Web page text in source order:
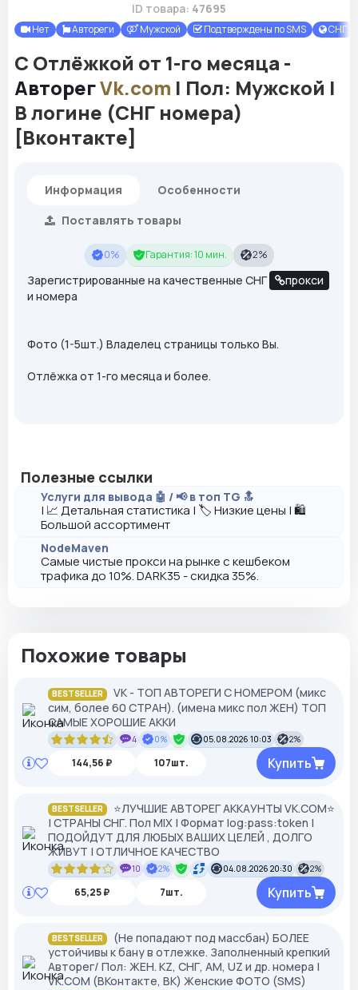
ID товара: 47695
Нет Автореги Мужской Подтверждены по SMS СНГ
С Отлёжкой от 1-го месяца -
АвторегVk.com | Пол: Мужской |
В логине (СНГ номера)
[Вконтакте]
Информация
Особенности
Поставлять товары
0% Гарантия: 10 мин. 2%
Зарегистрированные на качественные СНГ
прокси
и номера
Фото (1-5шт.) Владелец страницы только Вы.
Отлёжка от 1-го месяца и более.
Полезные ссылки
Услуги для вывода 🤖 / 📢 в топ TG 🔝
| 📈 Детальная статистика | 🏷️ Низкие цены | 🛍️
Большой ассортимент
NodeMaven
Самые чистые прокси на рынке с кешбеком
трафика до 10%. DARK35 - скидка 35%.
Похожие товары
BESTSELLER
VK - ТОП АВТОРЕГИ С НОМЕРОМ (микс
сим, более 60 СТРАН). (имена микс пол ЖЕН) ТОП
САМЫЕ ХОРОШИЕ АККИ
4 0% 05.08.2026 10:03 2%
144,56 ₽ 107шт. Купить
BESTSELLER
⭐️ЛУЧШИЕ АВТОРЕГ АККАУНТЫ VK.COM⭐️
| СТРАНЫ СНГ. Пол MIX | Формат log:pass:token |
ПОДОЙДУТ ДЛЯ ЛЮБЫХ ВАШИХ ЦЕЛЕЙ , ДОЛГО
ЖИВУТ | ОТЛИЧНОЕ КАЧЕСТВО
10 2% 04.08.2026 20:30 2%
65,25 ₽ 7шт. Купить
BESTSELLER
(Не попадают под массбан) БОЛЕЕ
устойчивы к бану в отлежке. Заполненный крепкий
Авторег/ Пол: ЖЕН. KZ, СНГ, АМ, UZ и др. номера |
VK.COM (ВКонтакте, ВК) Женские ФОТО (SMS)